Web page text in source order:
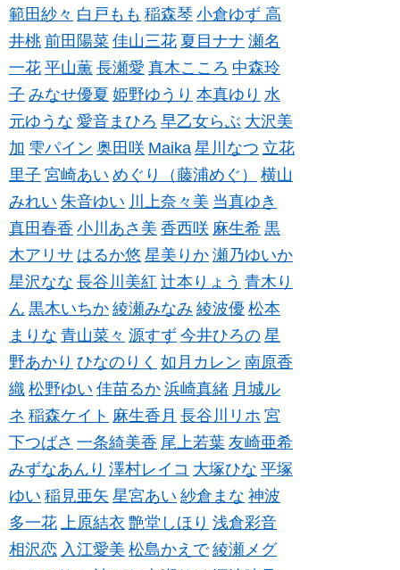
範田紗々 白戸もも 稲森琴 小倉ゆず 高
井桃 前田陽菜 佳山三花 夏目ナナ 瀬名
一花 平山薫 長瀬愛 真木こころ 中森玲
子 みなせ優夏 姫野ゆうり 本真ゆり 水
元ゆうな 愛音まひろ 早乙女らぶ 大沢美
加 雫パイン 奥田咲 Maika 星川なつ 立花
里子 宮崎あい めぐり（藤浦めぐ）
横山
みれい 朱音ゆい 川上奈々美 当真ゆき
真田春香 小川あさ美 香西咲 麻生希 黒
木アリサ はるか悠 星美りか 瀬乃ゆいか
星沢なな 長谷川美紅 辻本りょう 青木り
ん 黒木いちか 綾瀬みなみ 綾波優 松本
まりな 青山菜々 源すず 今井ひろの 星
野あかり ひなのりく 如月カレン 南原香
織 松野ゆい 佳苗るか 浜崎真緒 月城ル
ネ 稲森ケイト 麻生香月 長谷川リホ 宮
下つばさ 一条綺美香 尾上若葉 友崎亜希
みずなあんり 澤村レイコ 大塚ひな 平塚
ゆい 稲見亜矢 星宮あい 紗倉まな 神波
多一花 上原結衣 艶堂しほり 浅倉彩音
相沢恋 入江愛美 松島かえで 綾瀬メグ